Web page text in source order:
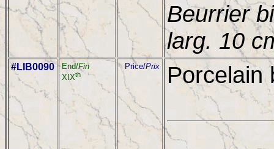
Beurrier
larg. 10
#LIB0090 End/Fin
XIXth
Price/Prix Porcelain